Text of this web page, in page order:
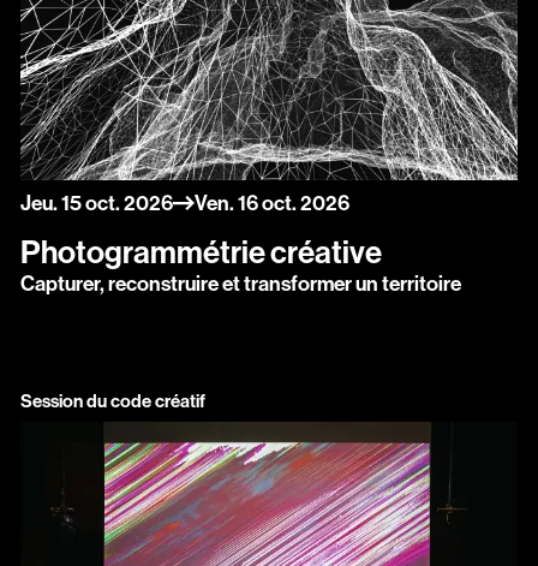
du
jeudi
Jeu.15octobre
oct.2026
au vendredi
Ven.16octobre
oct.2026
Photogrammétrie créative
Capturer, reconstruire et transformer un territoire
Session du code créatif